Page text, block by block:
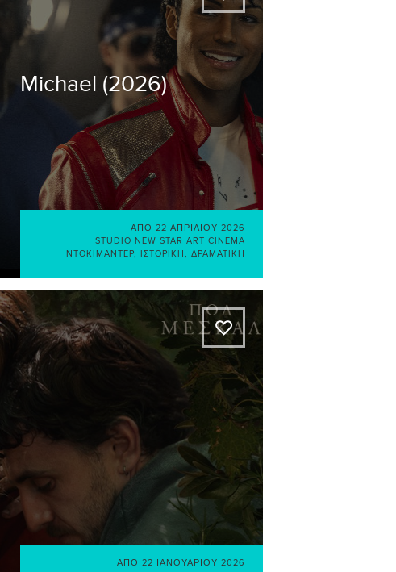
Michael (2026)
ΑΠΌ 22 ΑΠΡΙΛΊΟΥ 2026
STUDIO NEW STAR ART CINEMA
ΝΤΟΚΙΜΑΝΤΈΡ
ΙΣΤΟΡΙΚΉ ΔΡΑΜΑΤΙΚΉ
A
ΑΠΌ 22 ΙΑΝΟΥΑΡΊΟΥ 2026